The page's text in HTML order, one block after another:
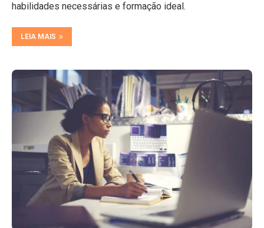
habilidades necessárias e formação ideal.
LEIA MAIS